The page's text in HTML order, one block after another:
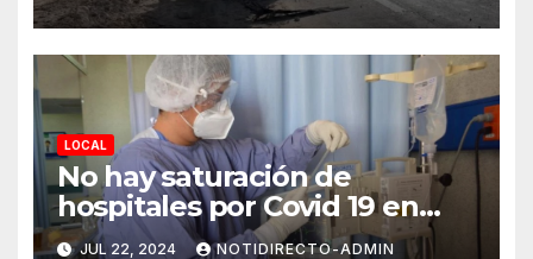
LOCAL
No hay saturación de
hospitales por Covid 19 en
Playa del Carmen
JUL 22, 2024 NOTIDIRECTO-ADMIN